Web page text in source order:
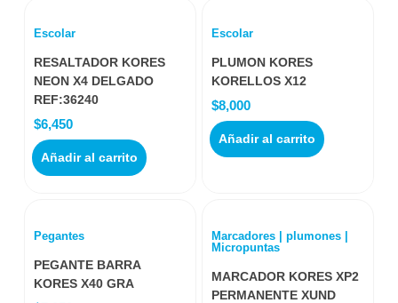
Escolar
RESALTADOR KORES
NEON X4 DELGADO
REF:36240
$6,450
Añadir al carrito
Escolar
PLUMON KORES
KORELLOS X12
$8,000
Añadir al carrito
Pegantes
PEGANTE BARRA
KORES X40 GRA
Marcadores | plumones |
Micropuntas
MARCADOR KORES XP2
PERMANENTE XUND